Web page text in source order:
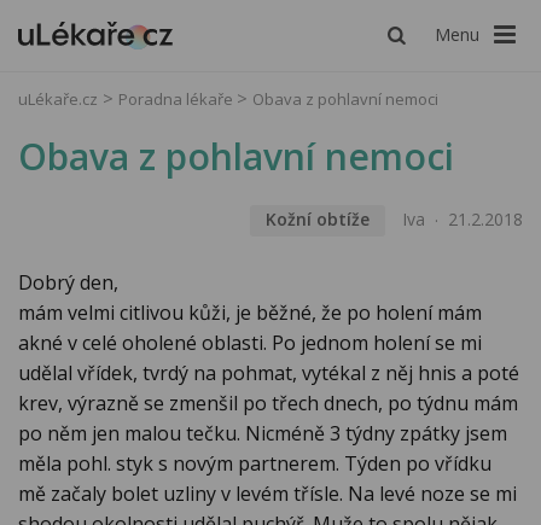
Menu
uLékaře.cz Poradna lékaře Obava z pohlavní nemoci
Obava z pohlavní nemoci
Kožní obtíže Iva 21.2.2018
Dobrý den,
mám velmi citlivou kůži, je běžné, že po holení mám
akné v celé oholené oblasti. Po jednom holení se mi
udělal vřídek, tvrdý na pohmat, vytékal z něj hnis a poté
krev, výrazně se zmenšil po třech dnech, po týdnu mám
po něm jen malou tečku. Nicméně 3 týdny zpátky jsem
měla pohl. styk s novým partnerem. Týden po vřídku
mě začaly bolet uzliny v levém třísle. Na levé noze se mi